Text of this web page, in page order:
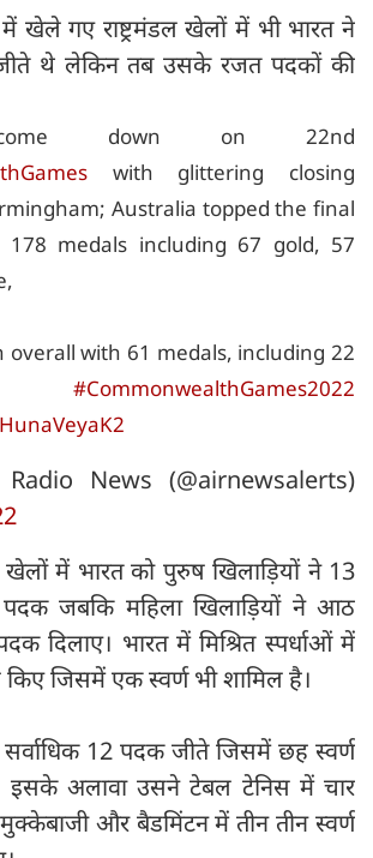
खेले गए राष्ट्रमंडल खेलों में भी भारत ने
थे लेकिन तब उसके रजत पदकों की
come down on 22nd
with glittering closing
Australia topped the final
178 medals including 67 gold, 57
with 61 medals, including 22
#CommonwealthGames2022
News (@airnewsalerts)
खेलों में भारत को पुरुष खिलाड़ियों ने 13
पदक जबकि महिला खिलाड़ियों ने आठ
दिलाए। भारत में मिश्रित स्पर्धाओं में
जिसमें एक स्वर्ण भी शामिल है।
12 पदक जीते जिसमें छह स्वर्ण
इसके अलावा उसने टेबल टेनिस में चार
मुक्केबाजी और बैडमिंटन में तीन तीन स्वर्ण